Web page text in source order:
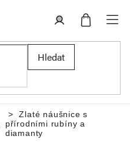
Hledat
Zlaté náušnice s
přírodními rubíny a
diamanty